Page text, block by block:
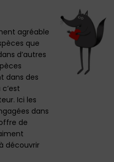
agréable
que
d’autres
dans des
Ici les
dans
de
découvrir